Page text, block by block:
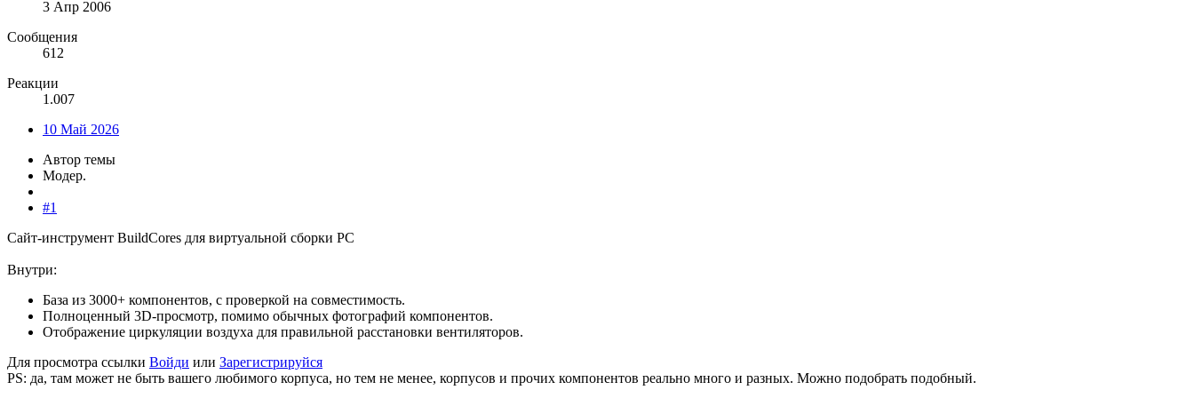
3 Апр 2006
Сообщения
612
Реакции
1.007
10 Май 2026
Автор темы
Модер.
#1
Сайт-инструмент BuildCores для виртуальной сборки PC
Внутри:
База из 3000+ компонентов, с проверкой на совместимость.
Полноценный 3D-просмотр, помимо обычных фотографий компонентов.
Отображение циркуляции воздуха для правильной расстановки вентиляторов.
Для просмотра ссылки Войди или Зарегистрируйся
PS: да, там может не быть вашего любимого корпуса, но тем не менее, корпусов и прочих компонентов реально много и разных. Можно подобрать подобный.